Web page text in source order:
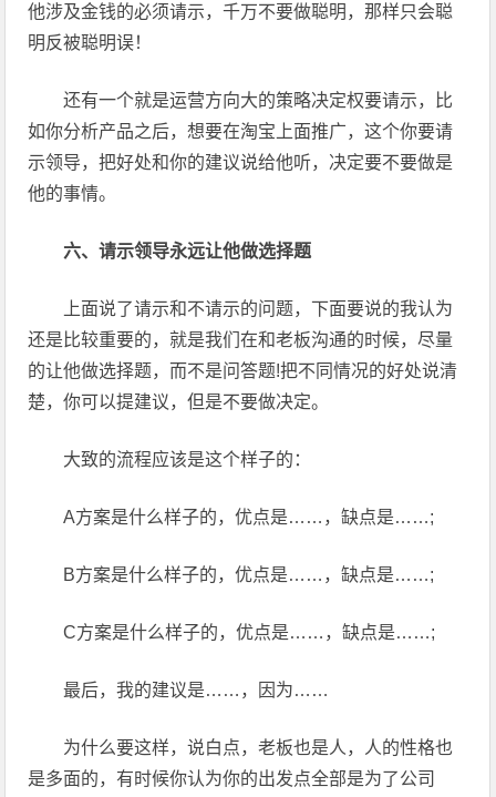
他涉及金钱的必须请示，千万不要做聪明，那样只会聪
明反被聪明误！
还有一个就是运营方向大的策略决定权要请示，比
如你分析产品之后，想要在淘宝上面推广，这个你要请
示领导，把好处和你的建议说给他听，决定要不要做是
他的事情。
六、请示领导永远让他做选择题
上面说了请示和不请示的问题，下面要说的我认为
还是比较重要的，就是我们在和老板沟通的时候，尽量
的让他做选择题，而不是问答题!把不同情况的好处说清
楚，你可以提建议，但是不要做决定。
大致的流程应该是这个样子的：
A方案是什么样子的，优点是……，缺点是……;
B方案是什么样子的，优点是……，缺点是……;
C方案是什么样子的，优点是……，缺点是……;
最后，我的建议是……，因为……
为什么要这样，说白点，老板也是人，人的性格也
是多面的，有时候你认为你的出发点全部是为了公司